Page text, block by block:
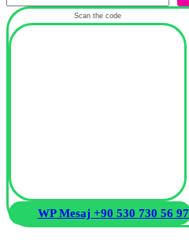
Scan the code
WP Mesaj +90 530 730 56 97